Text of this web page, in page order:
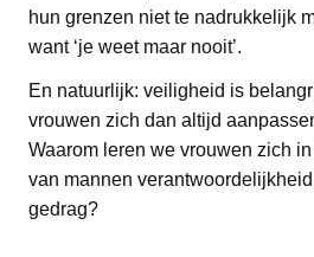
hun grenzen niet te nadrukkelijk
want ‘je weet maar nooit’.
En natuurlijk: veiligheid is
vrouwen zich dan altijd
Waarom leren we vrouwen zich
van mannen
gedrag?